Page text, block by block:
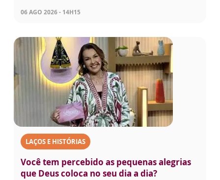
06 AGO 2026 - 14H15
LAÇOS E HISTÓRIAS
Você tem percebido as pequenas alegrias
que Deus coloca no seu dia a dia?